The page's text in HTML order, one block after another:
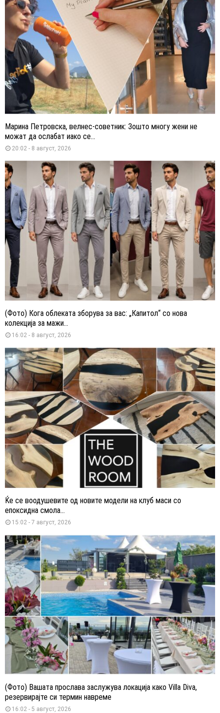
Марина Петровска, велнес-советник: Зошто многу жени не
можат да ослабат иако се...
20:02 - 8 август, 2026
(Фото) Кога облеката зборува за вас: „Капитол“ со нова
колекција за мажи...
16:02 - 8 август, 2026
Ќе се воодушевите од новите модели на клуб маси со
епоксидна смола...
15:02 - 7 август, 2026
(Фото) Вашата прослава заслужува локација како Villa Diva,
резервирајте си термин навреме
16:02 - 5 август, 2026